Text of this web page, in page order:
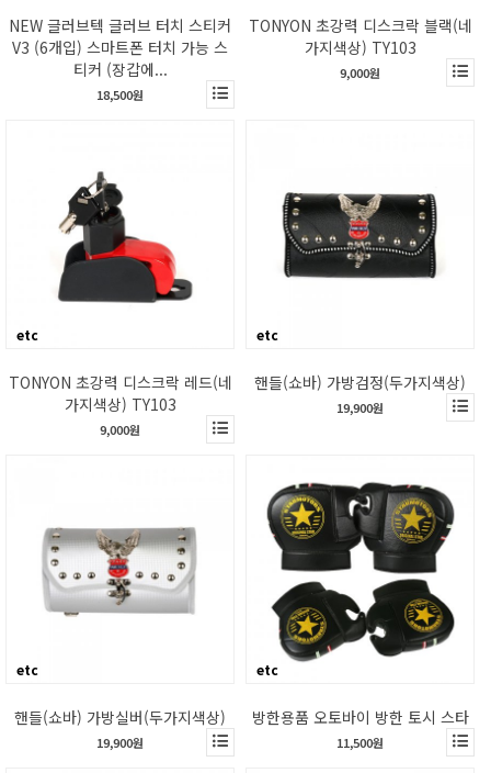
NEW 글러브텍 글러브 터치 스티커
V3 (6개입) 스마트폰 터치 가능 스
티커 (장갑에...
18,500원
TONYON 초강력 디스크락 블랙(네
가지색상) TY103
9,000원
etc
TONYON 초강력 디스크락 레드(네
가지색상) TY103
9,000원
etc
핸들(쇼바) 가방검정(두가지색상)
19,900원
etc
핸들(쇼바) 가방실버(두가지색상)
19,900원
etc
방한용품 오토바이 방한 토시 스타
11,500원